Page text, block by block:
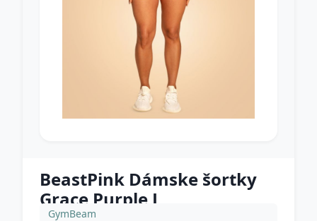
BeastPink Dámske šortky
Grace Purple L
GymBeam